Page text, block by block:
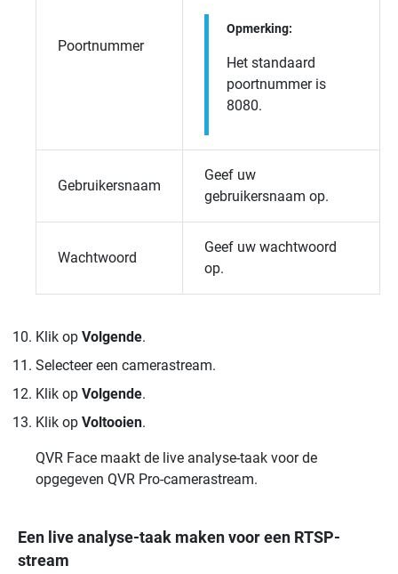
Poortnummer
Opmerking:
Het standaard
poortnummer is
8080.
Gebruikersnaam
Geef uw
gebruikersnaam op.
Wachtwoord
Geef uw wachtwoord
op.
Klik op Volgende.
Selecteer een camerastream.
Klik op Volgende.
Klik op Voltooien.
QVR Face maakt de live analyse-taak voor de
opgegeven QVR Pro-camerastream.
Een live analyse-taak maken voor een RTSP-
stream